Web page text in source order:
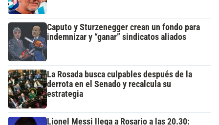
Caputo y Sturzenegger crean un fondo para
indemnizar y “ganar” sindicatos aliados
La Rosada busca culpables después de la
derrota en el Senado y recalcula su
estrategia
Lionel Messi llega a Rosario a las 20.30: